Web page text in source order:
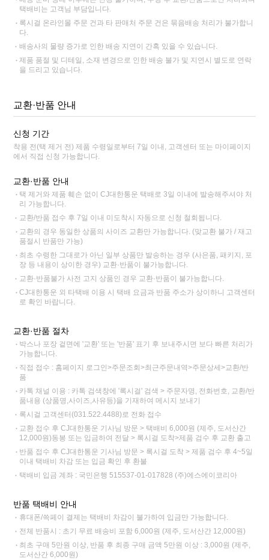
택배비는 고객님 부담입니다.
록시걸 온라인몰 주문 건과 타 판매처 주문 건은 묶음배송 처리가 불가합니
다.
배송사의 물량 증가로 인한 배송 지연이 간혹 있을 수 있습니다.
제품 품절 및 디테일, 소재 변경으로 인한 배송 불가 및 지연시 별도로 연락
을 드리고 있습니다.
교환·반품 안내
신청 기간
착용 전(택 제거 전) 제품 수령일로부터 7일 이내, 고객센터 또는 마이페이지
에서 직접 신청 가능합니다.
교환·반품 안내
택 제거와 제품 훼손 없이 CJ대한통운 택배로 3일 이내에 발송해주셔야 처
리 가능합니다.
교환/반품 접수 후 7일 이내 미도착시 자동으로 신청 철회됩니다.
교환의 경우 동일한 상품의 사이즈 교환만 가능합니다. (맞교환 불가 / 재고
품절시 반품만 가능)
최초 수령한 그대로가 아닌 일부 상품만 발송하는 경우 (사은품, 패키지, 포
장 등 내용이 상이한 경우) 교환·반품이 불가능합니다.
교환·반품불가 사전 고지 상품인 경우 교환·반품이 불가능합니다.
CJ대한통운 외 타택배 이용 시 택배 요금과 반품 주소가 상이하니 고객센터
로 확인 바랍니다.
교환·반품 절차
박스나 포장 겉면에 '교환' 또는 '반품' 표기 후 보내주시면 보다 빠른 처리가
가능합니다.
직접 접수 : 홈페이지 로그인>주문조회>최근주문내역>주문상세>교환/반
품
카톡 채널 이용 : 카톡 검색창에 '록시걸' 검색 > 주문자명, 전화번호, 교환/반
품내용 (상품명,사이즈,사유등)을 기재하여 메시지 보내기
록시걸 고객센터(031.522.4488)로 전화 접수
교환 접수 후 CJ대한통운 기사님 방문 > 택배비 6,000원 (제주, 도서산간
12,000원)동봉 또는 입금하여 전달 > 록시걸 도착>제품 검수 후 교환 출고
반품 접수 후 CJ대한통운 기사님 방문 > 록시걸 도착 > 제품 검수 후 4~5일
이내 택배비 차감 또는 입금 확인 후 환불
택배비 입금 계좌 : 국민은행 515537-01-017828 (주)에스에이코리아
반품 택배비 안내
휴대폰/쓱페이 결제는 택배비 차감이 불가하여 입금만 가능합니다.
전체 반품시 : 초기 무료 배송비 포함 6,000원 (제주, 도서산간 12,000원)
최초 구매 5만원 이상, 반품 후 최종 구매 금액 5만원 이상 : 3,000원 (제주,
도서산간 6,000원)